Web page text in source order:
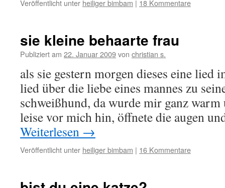
Veröffentlicht unter heiliger bimbam | 18 Kommentare
sie kleine behaarte frau
Publiziert am 22. Januar 2009von christian s.
als sie gestern morgen dieses eine lied
lied über die liebe eines mannes zu
schweißhund, da wurde mir ganz
leise vor mich hin, öffnete die augen
Weiterlesen →
Veröffentlicht unter heiliger bimbam | 16 Kommentare